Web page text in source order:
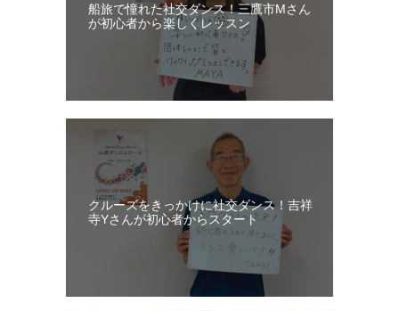
船旅で憧れた社交ダンス！三鷹市Mさん
が初心者から楽しくレッスン
クルーズをきっかけに社交ダンス！吉祥
寺Yさんが初心者からスタート